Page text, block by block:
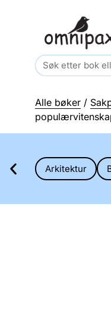
Search
for:
Alle bøker /
Arkitektur